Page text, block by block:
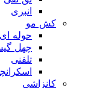
انبری
کش مو
حوله ای
چهل
تلفنی
کانزاشی